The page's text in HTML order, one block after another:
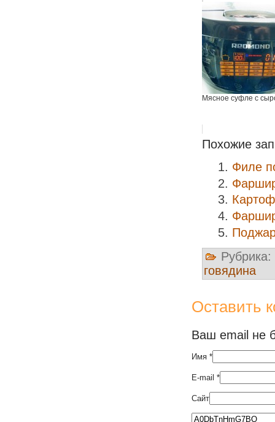
Мясное суфле с
Похожие
Филе
Рубрика:
говядина
Оставить
Ваш email не
Имя *
E-mail *
Сайт